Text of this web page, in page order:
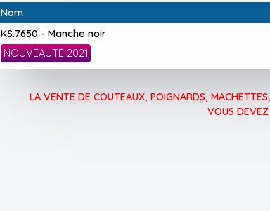
Nom
KS.7650 - Manche noir
NOUVEAUTÉ 2021
LA VENTE DE COUTEAUX, POIGNARDS,
VOUS